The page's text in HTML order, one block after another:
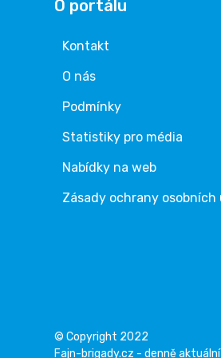
O portálu
Kontakt
O nás
Podmínky
Statistiky pro média
Nabídky na web
Zásady ochrany osobních
© Copyright 2022
Fajn-brigady.cz - denně aktuální